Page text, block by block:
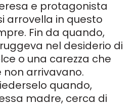
e protagonista
arrovella in questo
Fin da quando,
nel desiderio di
o una carezza che
arrivavano.
quando,
madre, cerca di